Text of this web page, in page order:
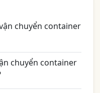
chuyển container
chuyển container